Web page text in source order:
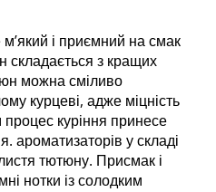
і приємний на смак
складається з кращих
можна сміливо
курцеві, адже міцність
куріння принесе
ароматизаторів у складі
тютюну. Присмак і
нотки із солодким